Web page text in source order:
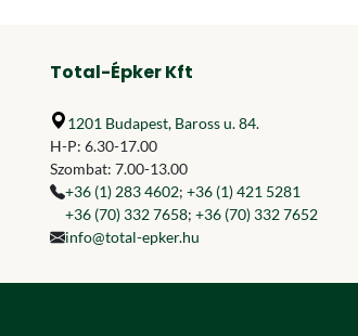
Total-Épker Kft
1201 Budapest, Baross u. 84.
H-P: 6.30-17.00
Szombat: 7.00-13.00
+36 (1) 283 4602; +36 (1) 421 5281
+36 (70) 332 7658; +36 (70) 332 7652
info@total-epker.hu